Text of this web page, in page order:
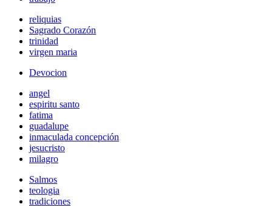
reliquias
Sagrado Corazón
trinidad
virgen maria
Devocion
angel
espiritu santo
fatima
guadalupe
inmaculada concepción
jesucristo
milagro
Salmos
teologia
tradiciones